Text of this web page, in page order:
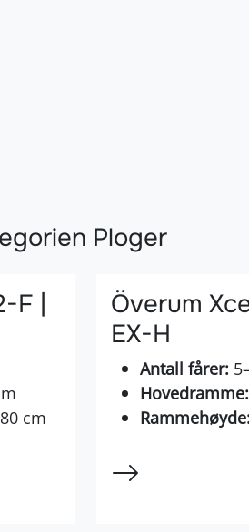
Ploger
|
cm
Överum
EX-H
Antall fårer:
Hovedramme: